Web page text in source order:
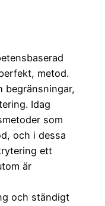
metod.
begränsningar,
Idag
som
och i dessa
ett
är
och ständigt